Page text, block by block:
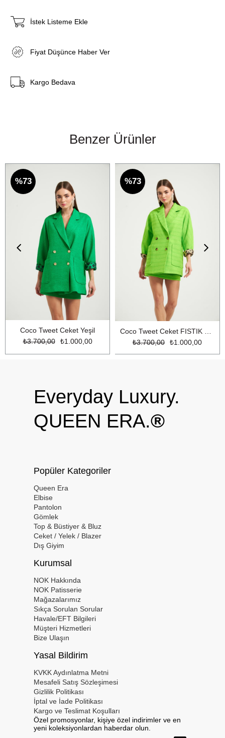
İstek Listeme Ekle
Fiyat Düşünce Haber Ver
Kargo Bedava
Benzer Ürünler
Coco Tweet Ceket Yeşil
₺1.000,00
₺3.700,00
%73
₺1.000,00
₺3.700,00
%73
Everyday Luxury.
QUEEN ERA.®
Popüler Kategoriler
Queen Era
Elbise
Pantolon
Gömlek
Top & Büstiyer & Bluz
Ceket / Yelek / Blazer
Dış Giyim
Kurumsal
NOK Hakkında
NOK Patisserie
Mağazalarımız
Sıkça Sorulan Sorular
Havale/EFT Bilgileri
Müşteri Hizmetleri
Bize Ulaşın
Yasal Bildirim
KVKK Aydınlatma Metni
Mesafeli Satış Sözleşimesi
Gizlilik Politikası
İptal ve İade Politikası
Kargo ve Teslimat Koşulları
Özel promosyonlar, kişiye özel indirimler ve en
yeni koleksiyonlardan haberdar olun.